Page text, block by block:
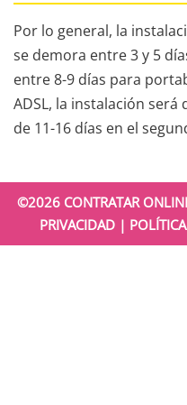
Por lo general, la
se demora entre 3 y 5
entre 8-9 días para
ADSL, la instalación será
de 11-16 días en el
©2026 CONTRATAR
PRIVACIDAD |